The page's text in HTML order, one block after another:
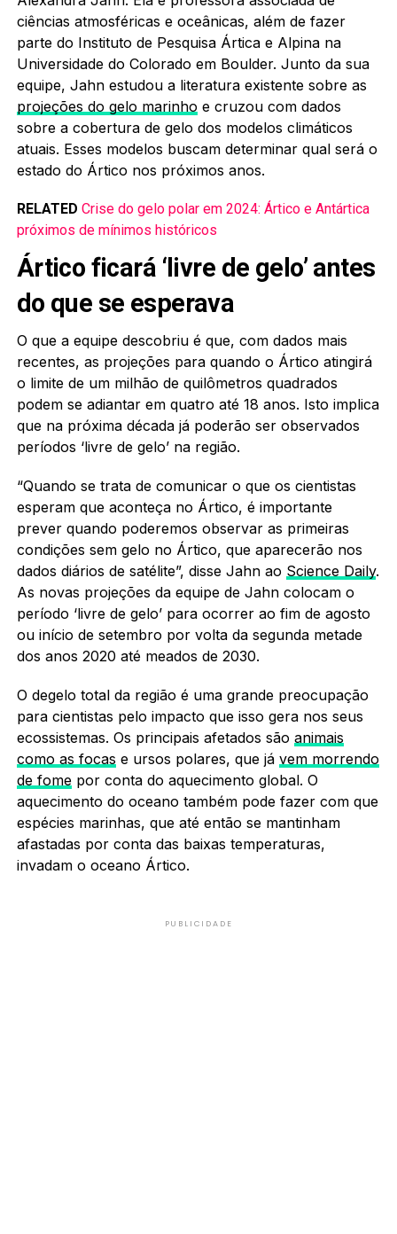
ciências atmosféricas e oceânicas, além de fazer
parte do Instituto de Pesquisa Ártica e Alpina na
Universidade do Colorado em Boulder. Junto da sua
equipe, Jahn estudou a literatura existente sobre as
projeções do gelo marinho e cruzou com dados
sobre a cobertura de gelo dos modelos climáticos
atuais. Esses modelos buscam determinar qual será o
estado do Ártico nos próximos anos.
RELATED Crise do gelo polar em 2024: Ártico e Antártica
próximos de mínimos históricos
Ártico ficará ‘livre de gelo’ antes
do que se esperava
O que a equipe descobriu é que, com dados mais
recentes, as projeções para quando o Ártico atingirá
o limite de um milhão de quilômetros quadrados
podem se adiantar em quatro até 18 anos. Isto implica
que na próxima década já poderão ser observados
períodos ‘livre de gelo’ na região.
“Quando se trata de comunicar o que os cientistas
esperam que aconteça no Ártico, é importante
prever quando poderemos observar as primeiras
condições sem gelo no Ártico, que aparecerão nos
dados diários de satélite”, disse Jahn ao Science Daily.
As novas projeções da equipe de Jahn colocam o
período ‘livre de gelo’ para ocorrer ao fim de agosto
ou início de setembro por volta da segunda metade
dos anos 2020 até meados de 2030.
O degelo total da região é uma grande preocupação
para cientistas pelo impacto que isso gera nos seus
ecossistemas. Os principais afetados são animais
como as focas e ursos polares, que já vem morrendo
de fomepor conta do aquecimento global. O
aquecimento do oceano também pode fazer com que
espécies marinhas, que até então se mantinham
afastadas por conta das baixas temperaturas,
invadam o oceano Ártico.
PUBLICIDADE